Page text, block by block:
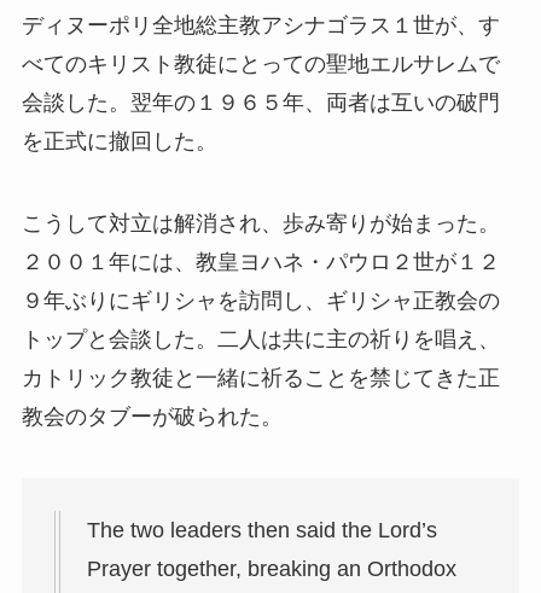
ディヌーポリ全地総主教アシナゴラス１世が、す
べてのキリスト教徒にとっての聖地エルサレムで
会談した。翌年の１９６５年、両者は互いの破門
を正式に撤回した。
こうして対立は解消され、歩み寄りが始まった。
２００１年には、教皇ヨハネ・パウロ２世が１２
９年ぶりにギリシャを訪問し、ギリシャ正教会の
トップと会談した。二人は共に主の祈りを唱え、
カトリック教徒と一緒に祈ることを禁じてきた正
教会のタブーが破られた。
The two leaders then said the Lord’s
Prayer together, breaking an Orthodox